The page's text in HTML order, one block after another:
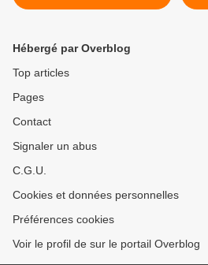
documentaire de Marc
Hébergé par Overblog
Top articles
Pages
Contact
Signaler un abus
C.G.U.
Cookies et données personnelles
Préférences cookies
Voir le profil de sur le portail Overblog